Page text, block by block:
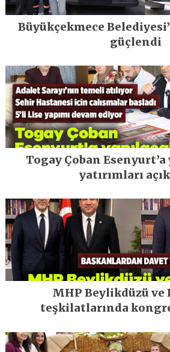
Büyükçekmece
güçlendi
Togay Çoban Esenyurt’a
yatırımları
MHP Beylikdüzü ve
teşkilatlarında